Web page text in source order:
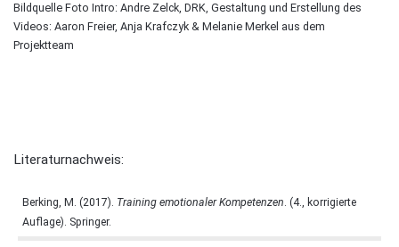
Bildquelle Foto Intro: Andre Zelck, DRK, Gestaltung und Erstellung des
Videos: Aaron Freier, Anja Krafczyk & Melanie Merkel aus dem
Projektteam
Literaturnachweis:
Berking, M. (2017). Training emotionaler Kompetenzen . (4., korrigierte
Auflage). Springer.